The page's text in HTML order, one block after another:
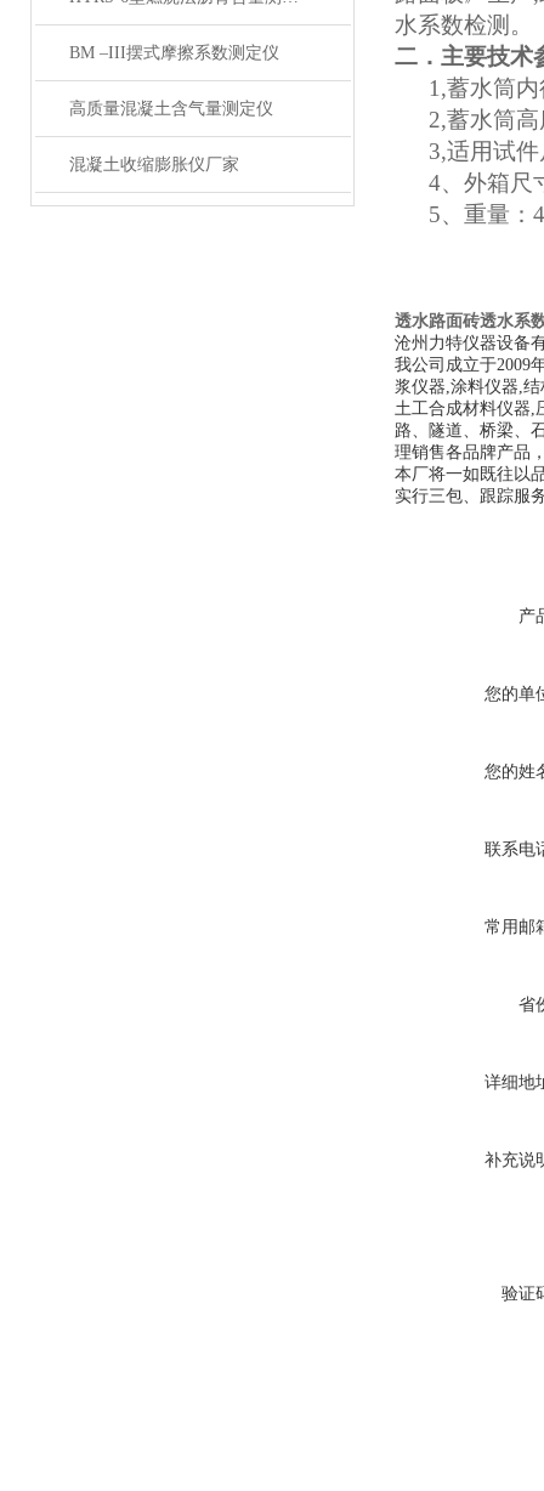
BM –III摆式摩擦系数测定仪
高质量混凝土含气量测定仪
混凝土收缩膨胀仪厂家
水系数检测。
二．主要技术
1,蓄水筒
2,蓄水筒
3,适用试
4、 外箱尺
5、 重量：
透水路面砖透水系
沧州力特仪器设备
我公司成立于2009
浆仪器,涂料仪器,
土工合成材料仪器,
路、隧道、桥梁、
理销售各品牌产品
本厂将一如既往以
实行三包、跟踪服
产
您的单
您的姓
联系电
常用邮
省
详细地
补充说
验证